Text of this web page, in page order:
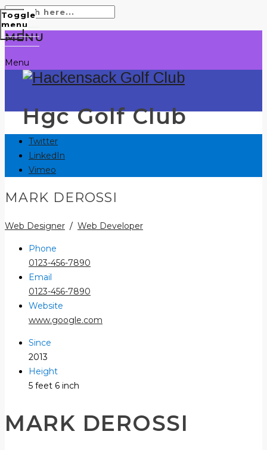
MENU
Menu
Hgc Golf Club
Toggle
menu
Twitter
LinkedIn
Vimeo
MARK DEROSSI
Web Designer / Web Developer
Phone
0123-456-7890
Email
0123-456-7890
Website
www.google.com
Since
2013
Height
5 feet 6 inch
MARK DEROSSI